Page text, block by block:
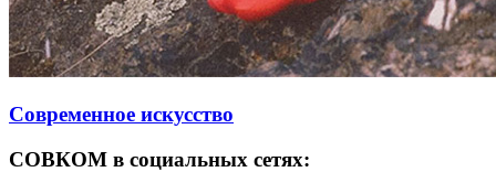
Современное искусство
СОВКОМ в социальных сетях: